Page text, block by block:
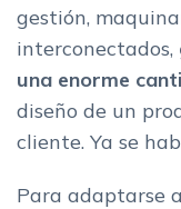
Ventajas del
Funcionalidades y
El mejor software
producto para tu
gestión,
interconectados,
una enorme
diseño de un
cliente. Ya se
Para adaptarse